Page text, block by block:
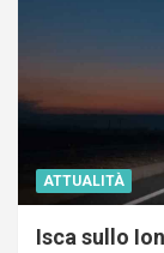
ATTUALITÀ
Isca sullo